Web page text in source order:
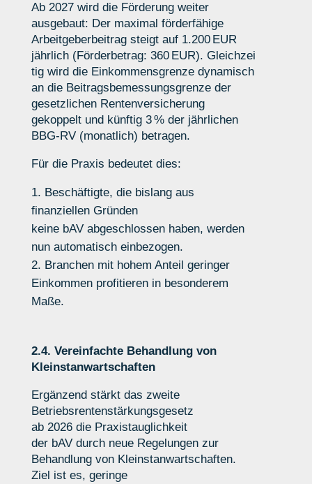
Ab 2027 wird die Förderung weiter
ausgebaut: Der maximal förderfähige
Arbeitgeberbeitrag steigt auf 1.200 EUR
jährlich (Förderbetrag: 360 EUR). Gleichzei
tig wird die Einkommensgrenze dynamisch
an die Beitragsbemessungsgrenze der
gesetzlichen Rentenversicherung
gekoppelt und künftig 3 % der jährlichen
BBG‑RV (monatlich) betragen.
Für die Praxis bedeutet dies:
Beschäftigte, die bislang aus
finanziellen Gründen
keine bAV abgeschlossen haben, werden
nun automatisch einbezogen.
Branchen mit hohem Anteil geringer
Einkommen profitieren in besonderem
Maße.
2.4. Vereinfachte Behandlung von
Kleinstanwartschaften
Ergänzend stärkt das zweite
Betriebsrentenstärkungsgesetz
ab 2026 die Praxistauglichkeit
der bAV durch neue Regelungen zur
Behandlung von Kleinstanwartschaften.
Ziel ist es, geringe